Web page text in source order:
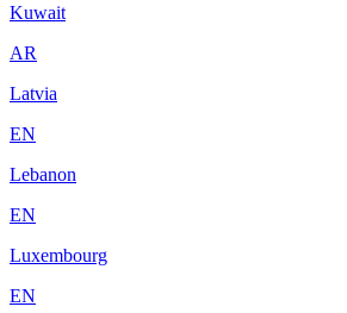
Kuwait
AR
Latvia
EN
Lebanon
EN
Luxembourg
EN